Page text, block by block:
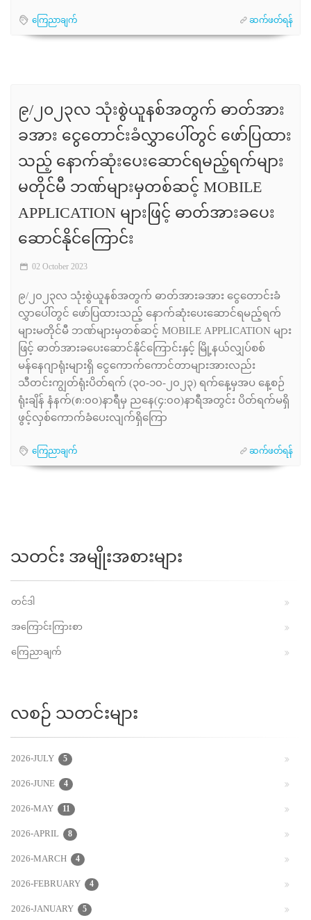
ကြေညာချက် ဆက်ဖတ်ရန်
၉/၂၀၂၃လ သုံးစွဲယူနစ်အတွက် ဓာတ်အား
ခအား ငွေတောင်းခံလွှာပေါ်တွင် ဖော်ပြထား
သည့် နောက်ဆုံးပေးဆောင်ရမည့်ရက်များ
မတိုင်မီ ဘဏ်များမှတစ်ဆင့် MOBILE
APPLICATION များဖြင့် ဓာတ်အားခပေး
ဆောင်နိုင်ကြောင်း
02 October 2023
၉/၂၀၂၃လ သုံးစွဲယူနစ်အတွက် ဓာတ်အားခအား ငွေတောင်းခံ
လွှာပေါ်တွင် ဖော်ပြထားသည့် နောက်ဆုံးပေးဆောင်ရမည့်ရက်
များမတိုင်မီ ဘဏ်များမှတစ်ဆင့် MOBILE APPLICATION များ
ဖြင့် ဓာတ်အားခပေးဆောင်နိုင်ကြောင်းနှင့် မြို့နယ်လျှပ်စစ်
မန်နေဂျာရုံးများရှိ ငွေကောက်ကောင်တာများအားလည်း
သီတင်းကျွတ်ရုံးပိတ်ရက် (၃၀-၁၀-၂၀၂၃) ရက်နေ့မှအပ နေ့စဉ်
ရုံးချိန် နံနက်(၈:၀၀)နာရီမှ ညနေ(၄:၀၀)နာရီအတွင်း ပိတ်ရက်မရှိ
ဖွင့်လှစ်ကောက်ခံပေးလျက်ရှိကြော
ကြေညာချက် ဆက်ဖတ်ရန်
သတင်း အမျိုးအစားများ
တင်ဒါ
အကြောင်းကြားစာ
ကြေညာချက်
လစဉ် သတင်းများ
2026-JULY 5
2026-JUNE 4
2026-MAY 11
2026-APRIL 8
2026-MARCH 4
2026-FEBRUARY 4
2026-JANUARY 5